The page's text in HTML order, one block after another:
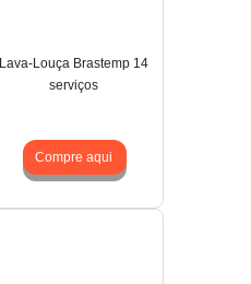
Lava-Louça Brastemp 14
serviços
Compre aqui